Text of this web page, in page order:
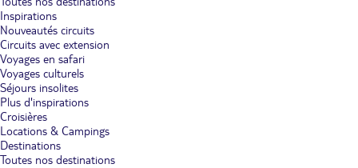
Inspirations
Nouveautés circuits
Circuits avec extension
Voyages en safari
Voyages culturels
Séjours insolites
Plus d'inspirations
Croisières
Locations & Campings
Destinations
Toutes nos destinations